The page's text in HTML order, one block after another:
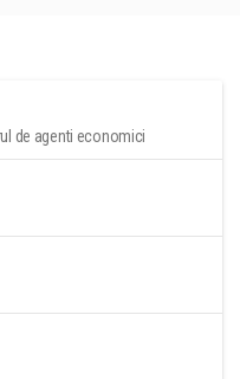
de agenti economici